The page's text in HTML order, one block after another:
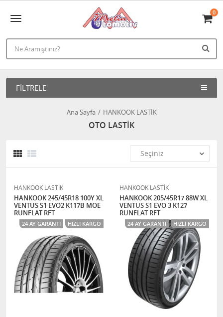
0
FILTRELE
Ana Sayfa HANKOOK LASTİK
OTO LASTİK
HANKOOK LASTİK
HANKOOK 245/45R18 100Y XL
VENTUS S1 EVO2 K117B MOE
RUNFLAT RFT
24 AY GARANTI HIZLI KARGO
HANKOOK LASTİK
HANKOOK 205/45R17 88W XL
VENTUS S1 EVO 3 K127
RUNFLAT RFT
24 AY GARANTI HIZLI KARGO